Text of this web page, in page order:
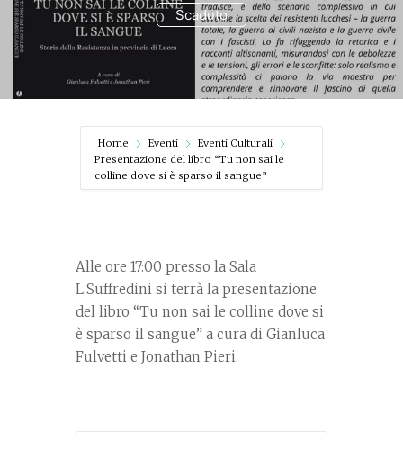
Scaduto
Home Eventi
Eventi Culturali
Presentazione del libro “Tu non sai le
colline dove si è sparso il sangue”
Alle ore 17:00 presso la Sala
L.Suffredini si terrà la presentazione
del libro “Tu non sai le colline dove si
è sparso il sangue” a cura di Gianluca
Fulvetti e Jonathan Pieri.